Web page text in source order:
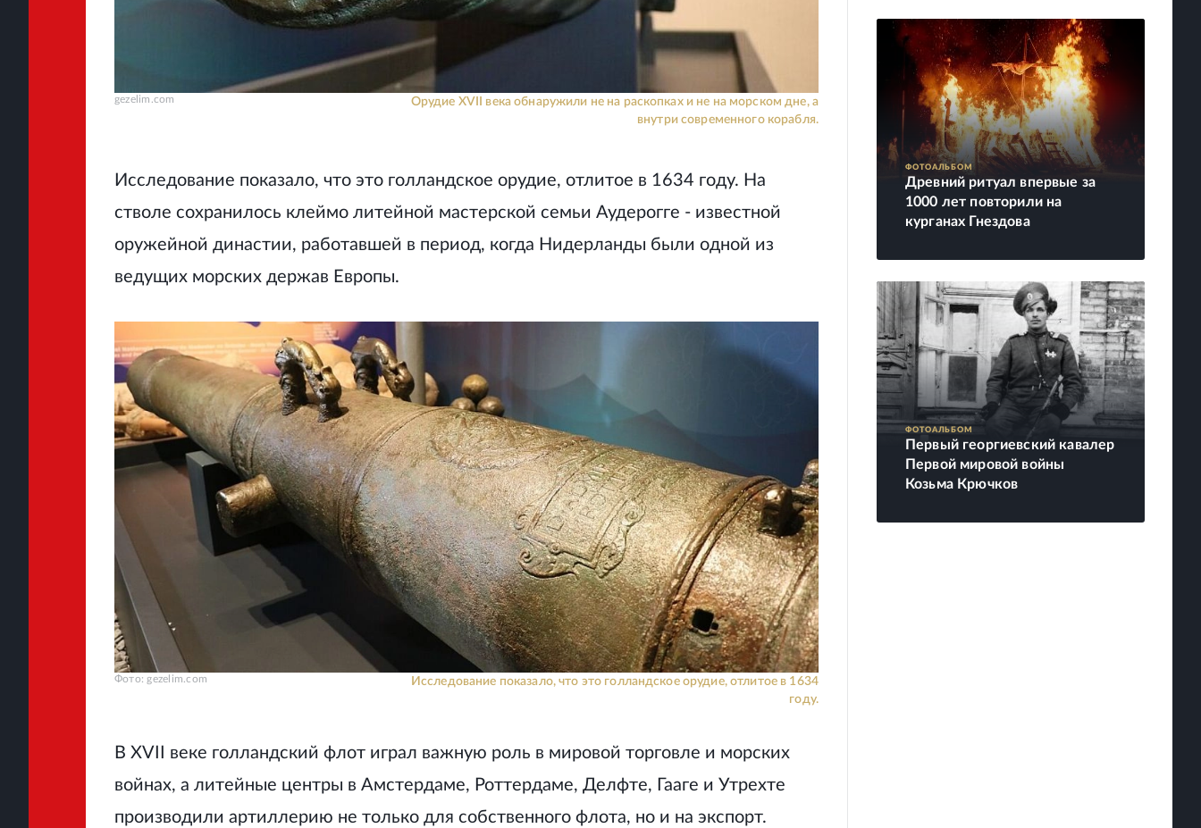
gezelim.com
Орудие XVII века обнаружили не на раскопках и не на морском дне, а
внутри современного корабля.
Исследование показало, что это голландское орудие, отлитое в 1634 году. На
стволе сохранилось клеймо литейной мастерской семьи Аудерогге - известной
оружейной династии, работавшей в период, когда Нидерланды были одной из
ведущих морских держав Европы.
Исследование показало, что это голландское орудие, отлитое в 1634
году.
Фото: gezelim.com
В XVII веке голландский флот играл важную роль в мировой торговле и морских
войнах, а литейные центры в Амстердаме, Роттердаме, Делфте, Гааге и Утрехте
производили артиллерию не только для собственного флота, но и на экспорт.
ФОТОАЛЬБОМ
Древний ритуал впервые за
1000 лет повторили на
курганах Гнездова
ФОТОАЛЬБОМ
Первый георгиевский кавалер
Первой мировой войны
Козьма Крючков